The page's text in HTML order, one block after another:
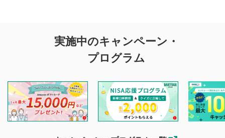
投稿に関する注意
を目的として、各動画コンテンツに、評価およびコメントの
投稿ができます。利用者は以下の注意事項をご理解のうえ、
閲覧および投稿を行うものとしてください。
他の利用者が動画を視聴される際の参考になるコメントをお
待ちしております。
なお、投稿をもって、本注意事項に同意されたものとみなし
実施中のキャンペーン・
プログラム